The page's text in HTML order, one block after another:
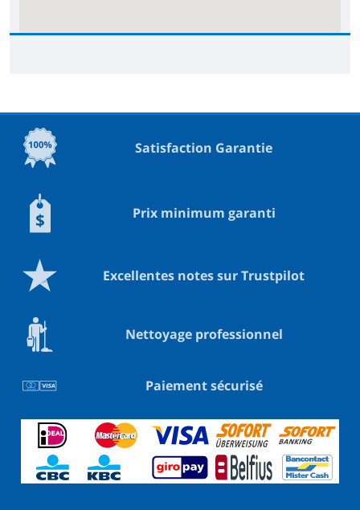
Satisfaction Garantie
Prix minimum garanti
Excellentes notes sur Trustpilot
Nettoyage professionnel
Paiement sécurisé